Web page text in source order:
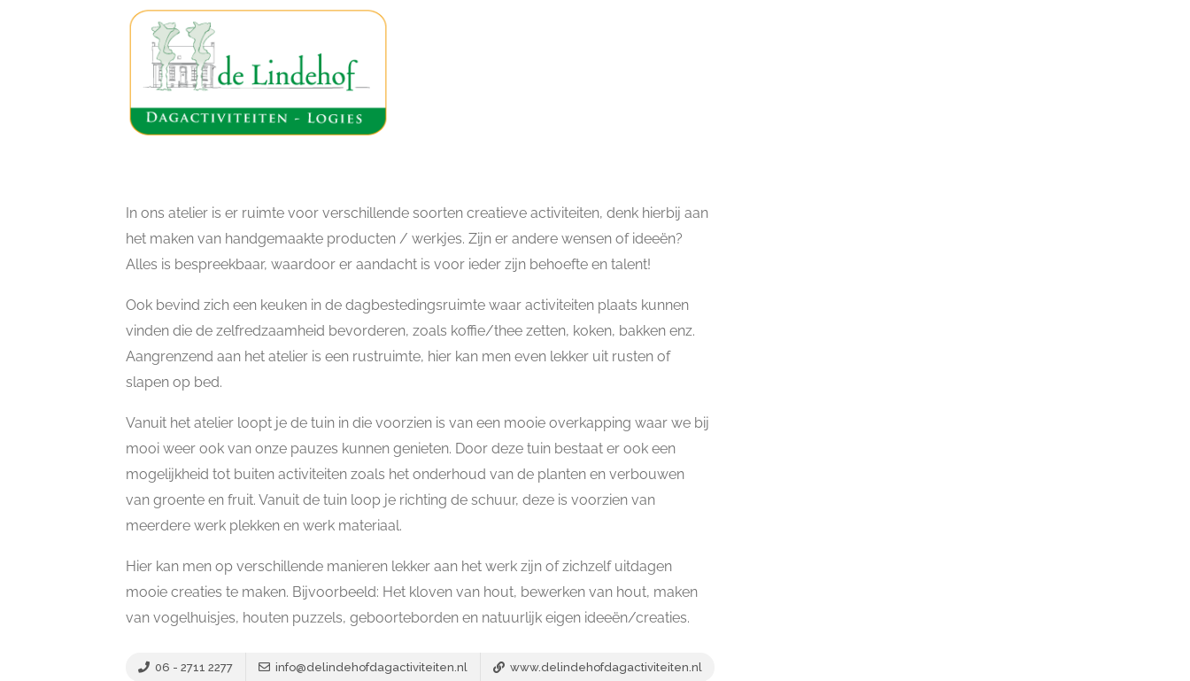
In ons atelier is er ruimte voor verschillende soorten creatieve activiteiten, denk hierbij aan
het maken van handgemaakte producten / werkjes. Zijn er andere wensen of ideeën?
Alles is bespreekbaar, waardoor er aandacht is voor ieder zijn behoefte en talent!
Ook bevind zich een keuken in de dagbestedingsruimte waar activiteiten plaats kunnen
vinden die de zelfredzaamheid bevorderen, zoals koffie/thee zetten, koken, bakken enz.
Aangrenzend aan het atelier is een rustruimte, hier kan men even lekker uit rusten of
slapen op bed.
Vanuit het atelier loopt je de tuin in die voorzien is van een mooie overkapping waar we bij
mooi weer ook van onze pauzes kunnen genieten. Door deze tuin bestaat er ook een
mogelijkheid tot buiten activiteiten zoals het onderhoud van de planten en verbouwen
van groente en fruit. Vanuit de tuin loop je richting de schuur, deze is voorzien van
meerdere werk plekken en werk materiaal.
Hier kan men op verschillende manieren lekker aan het werk zijn of zichzelf uitdagen
mooie creaties te maken. Bijvoorbeeld: Het kloven van hout, bewerken van hout, maken
van vogelhuisjes, houten puzzels, geboorteborden en natuurlijk eigen ideeën/creaties.
06 - 2711 2277 info@delindehofdagactiviteiten.nl www.delindehofdagactiviteiten.nl